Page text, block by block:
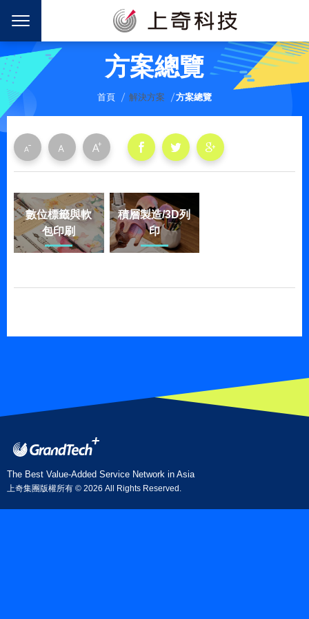
方案總覽
首頁 解決方案 方案總覽
數位標籤與軟
包印刷
積層製造/3D列
印
The Best Value-Added Service Network in Asia
上奇集團版權所有 © 2026 All Rights Reserved.